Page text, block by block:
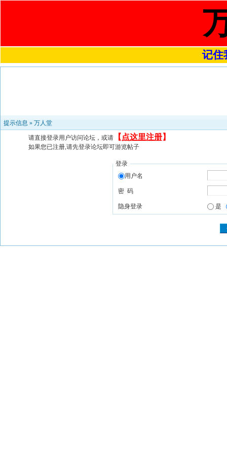
记住
提示信息 » 万人堂
请直接登录用户访问论坛，或请 【 点这里注册】
如果您已注册,请先登录论坛即可游览帖子
登录
用户名
密 码
隐身登录 是